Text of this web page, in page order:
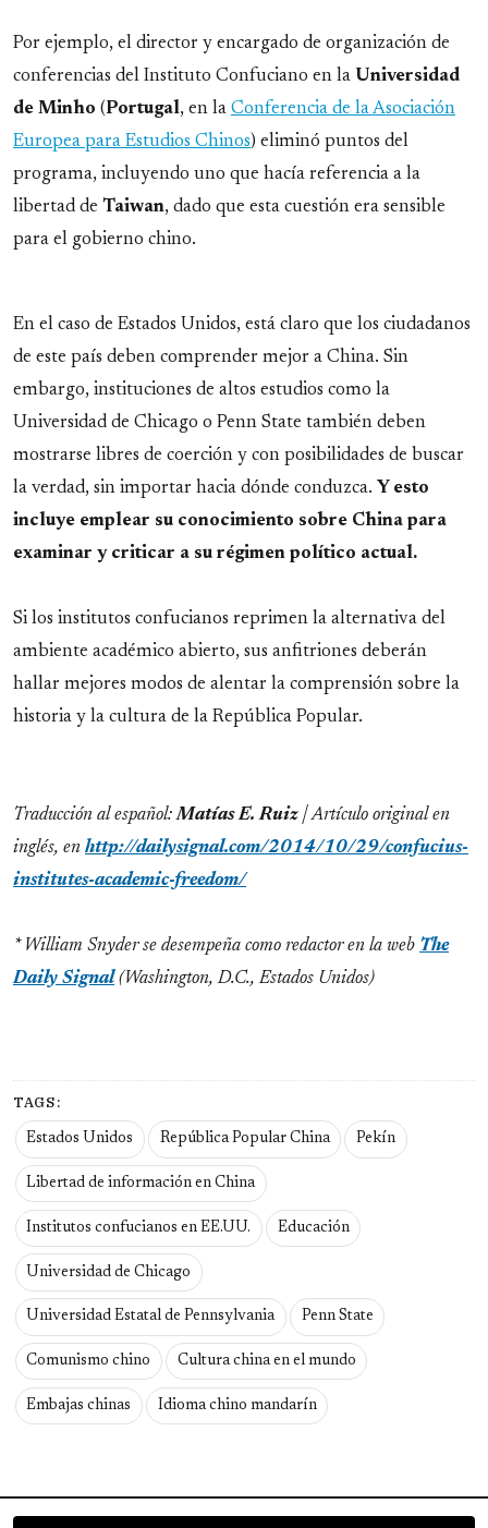
Por ejemplo, el director y encargado de organización de
conferencias del Instituto Confuciano en la Universidad
de Minho (Portugal, en la Conferencia de la Asociación
Europea para Estudios Chinos) eliminó puntos del
programa, incluyendo uno que hacía referencia a la
libertad de Taiwan, dado que esta cuestión era sensible
para el gobierno chino.
En el caso de Estados Unidos, está claro que los ciudadanos
de este país deben comprender mejor a China. Sin
embargo, instituciones de altos estudios como la
Universidad de Chicago o Penn State también deben
mostrarse libres de coerción y con posibilidades de buscar
la verdad, sin importar hacia dónde conduzca. Y esto
incluye emplear su conocimiento sobre China para
examinar y criticar a su régimen político actual.
Si los institutos confucianos reprimen la alternativa del
ambiente académico abierto, sus anfitriones deberán
hallar mejores modos de alentar la comprensión sobre la
historia y la cultura de la República Popular.
Traducción al español:Matías E. Ruiz | Artículo original en
inglés, en http://dailysignal.com/2014/10/29/confucius-
institutes-academic-freedom/
* William Snyder se desempeña como redactor en la web The
Daily Signal(Washington, D.C., Estados Unidos)
TAGS:
Estados Unidos República Popular China Pekín
Libertad de información en China
Institutos confucianos en EE.UU. Educación
Universidad de Chicago
Universidad Estatal de Pennsylvania Penn State
Comunismo chino Cultura china en el mundo
Embajas chinas Idioma chino mandarín